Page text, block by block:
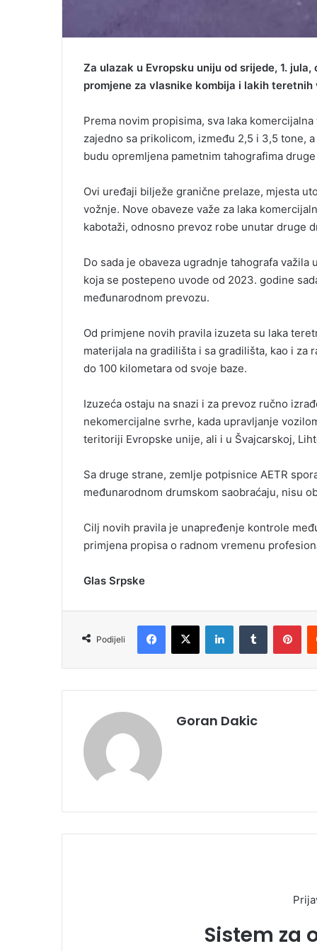
Za ulazak u Evropsku uniju od srijede, 1.
promjene za vlasnike kombija i lakih teretnih
Prema novim propisima, sva laka
zajedno sa prikolicom, između 2,5 i 3,5 tone,
budu opremljena pametnim tahografima
Ovi uređaji bilježe granične prelaze, mjesta
vožnje. Nove obaveze važe za laka
kabotaži, odnosno prevoz robe unutar druge
Do sada je obaveza ugradnje tahografa
koja se postepeno uvode od 2023. godine
međunarodnom prevozu.
Od primjene novih pravila izuzeta su laka
materijala na gradilišta i sa gradilišta, kao i za
do 100 kilometara od svoje baze.
Izuzeća ostaju na snazi i za prevoz ručno
nekomercijalne svrhe, kada upravljanje
teritoriji Evropske unije, ali i u Švajcarskoj,
Sa druge strane, zemlje potpisnice AETR
međunarodnom drumskom saobraćaju, nisu
Cilj novih pravila je unapređenje kontrole
primjena propisa o radnom vremenu
Glas Srpske
Podijeli
Goran Dakic
Sistem za